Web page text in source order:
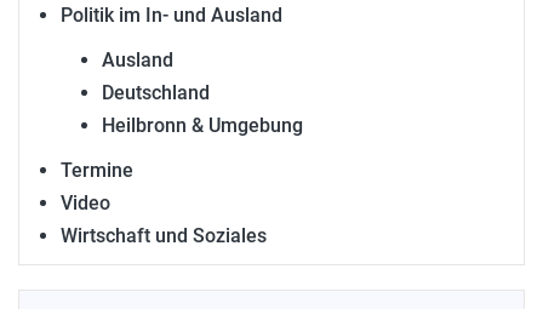
Politik im In- und Ausland
Ausland
Deutschland
Heilbronn & Umgebung
Termine
Video
Wirtschaft und Soziales